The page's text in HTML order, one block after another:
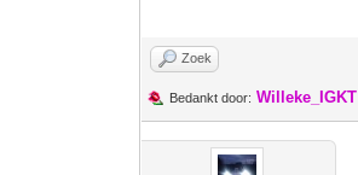
Zoek
Bedankt door: Willeke_IGKT